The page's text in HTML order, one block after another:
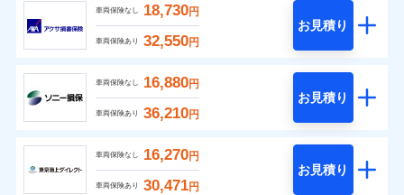
車両保険なし 18,730円
車両保険あり 32,550円
お見積り
車両保険なし 16,880円
車両保険あり 36,210円
お見積り
車両保険なし 16,270円
車両保険あり 30,471円
お見積り